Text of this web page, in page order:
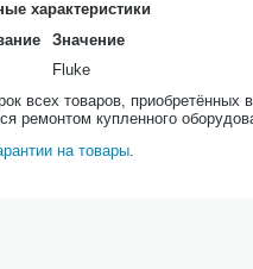
характеристики
Значение
Fluke
всех товаров,
ремонтом купленного
на товары